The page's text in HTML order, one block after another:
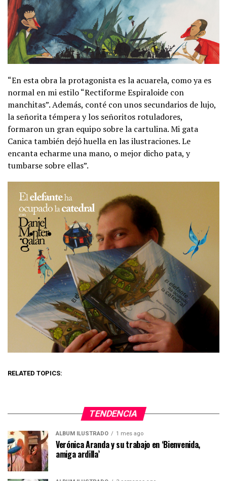
“En esta obra la protagonista es la acuarela, como ya es
normal en mi estilo “Rectiforme Espiraloide con
manchitas”. Además, conté con unos secundarios de lujo,
la señorita témpera y los señoritos rotuladores,
formaron un gran equipo sobre la cartulina. Mi gata
Canica también dejó huella en las ilustraciones. Le
encanta echarme una mano, o mejor dicho pata, y
tumbarse sobre ellas”.
RELATED TOPICS:
TENDENCIA
ÁLBUM ILUSTRADO 1 mes ago
Verónica Aranda y su trabajo en ‘Bienvenida,
amiga ardilla’